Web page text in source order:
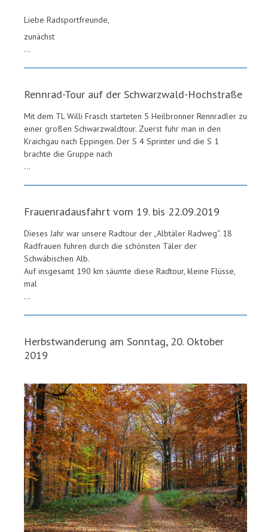
Liebe Radsportfreunde,
zunächst
...
Rennrad-Tour auf der Schwarzwald-Hochstraße
Mit dem TL Willi Frasch starteten 5 Heilbronner Rennradler zu
einer großen Schwarzwaldtour. Zuerst fuhr man in den
Kraichgau nach Eppingen. Der S 4 Sprinter und die S 1
brachte die Gruppe nach
...
Frauenradausfahrt vom 19. bis 22.09.2019
Dieses Jahr war unsere Radtour der „Albtäler Radweg“. 18
Radfrauen fuhren durch die schönsten Täler der
Schwäbischen Alb.
Auf insgesamt 190 km säumte diese Radtour, kleine Flüsse,
mal
...
Herbstwanderung am Sonntag, 20. Oktober
2019